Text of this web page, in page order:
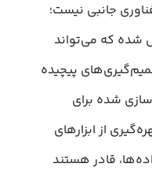
جانبی نیست؛
شده که می‌تواند
پیچیده
شده برای
از ابزارهای
قادر هستند